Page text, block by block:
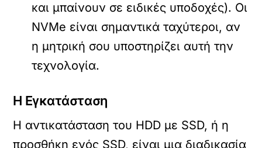
και μπαίνουν σε ειδικές υποδοχές). Οι
NVMe είναι σημαντικά ταχύτεροι, αν
η μητρική σου υποστηρίζει αυτή την
τεχνολογία.
Η Εγκατάσταση
Η αντικατάσταση του HDD με SSD, ή η
προσθήκη ενός SSD, είναι μια διαδικασία